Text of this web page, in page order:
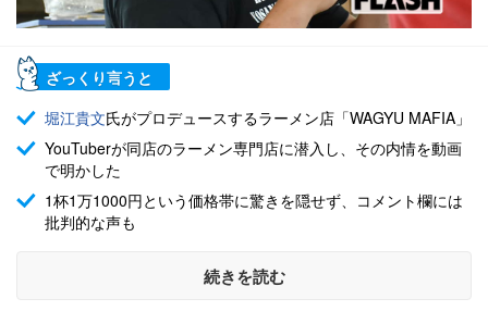
ざっくり言うと
堀江貴文氏がプロデュースするラーメン店「WAGYU MAFIA」
YouTuberが同店のラーメン専門店に潜入し、その内情を動画
で明かした
1杯1万1000円という価格帯に驚きを隠せず、コメント欄には
批判的な声も
続きを読む